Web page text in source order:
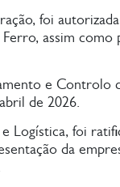
foi
assim como
e
de 2026.
Logística, foi
da